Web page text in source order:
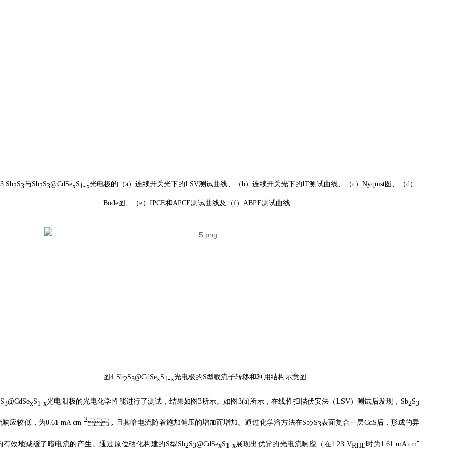
Sb2S3与Sb2S3@CdSexS1-x光电极的（a）连续开关光下的LSV测试曲线、（b）连续开关光下的IT测试曲线、（c）Nyquist图、（d）
Bode图、（e）IPCE和APCE测试曲线及（f）ABPE测试曲线
图4 Sb2S3@CdSexS1-x光电极的S型载流子转移和利用结构示意图
S3@CdSexS1-x光电阳极的光电化学性能进行了测试，结果如图3所示。如图3(a)所示，在线性扫描伏安法（LSV）测试后发现，Sb2S3
应较低，为0.61 mA cm-2，且其暗电流随着施加偏压的增加而增加。通过化学浴方法在Sb2S3表面复合一层CdS后，形成的异
有效地减缓了暗电流的产生。通过原位硒化构建的S型Sb2S3@CdSexS1-x展现出优异的光电流响应（在1.23 VRHE时为1.61 mA cm-